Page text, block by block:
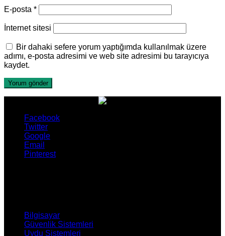
E-posta *
İnternet sitesi
Bir dahaki sefere yorum yaptığımda kullanılmak üzere
adımı, e-posta adresimi ve web site adresimi bu tarayıcıya
kaydet.
Facebook
Twitter
Google
Email
Pinterest
Bilgisayar
Güvenlik Sistemleri
Uydu Sistemleri